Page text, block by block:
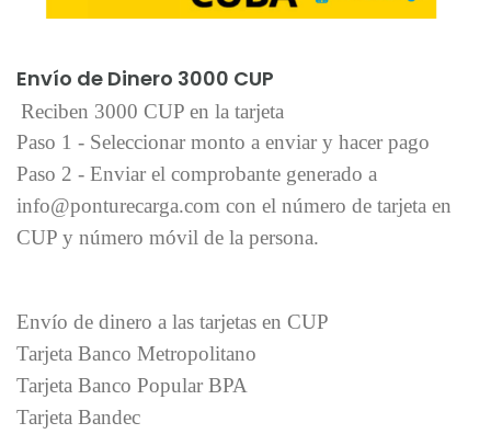
Envío de Dinero 3000 CUP
Reciben 3000 CUP en la tarjeta
Paso 1 - Seleccionar monto a enviar y hacer pago
Paso 2 - Enviar el comprobante generado a
info@ponturecarga.com con el número de tarjeta en
CUP y número móvil de la persona.
Envío de dinero a las tarjetas en CUP
Tarjeta Banco Metropolitano
Tarjeta Banco Popular BPA
Tarjeta Bandec